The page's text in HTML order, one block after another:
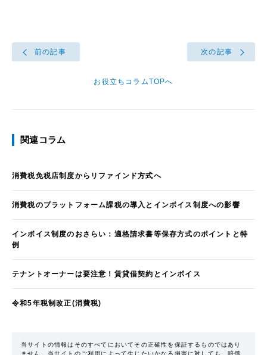
前の記事
お役立ちコラムTOPへ
次の記事
関連コラム
消費税免税店制度からリファインド方式へ
消費税のプラットフォーム課税の導入とインボイス制度への影響
インボイス制度のおさらい：適格請求書等保存方式のポイントと特
例
テナントオーナーは要注意！賃貸借契約とインボイス
令和5年税制改正(消費税)
当サイトの情報はそのすべてにおいてその正確性を保証するものではあり